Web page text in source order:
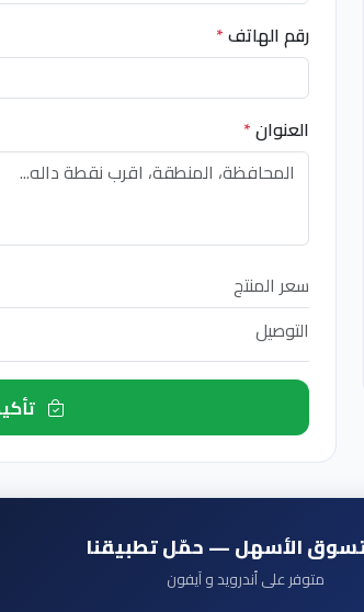
رقم الهاتف*
العنوان*
سعر المنتج
التوصيل
تأكيد الطلب الآن
الأسهل — حمّل تطبيقنا
متوفر على أندرويد و آيفون